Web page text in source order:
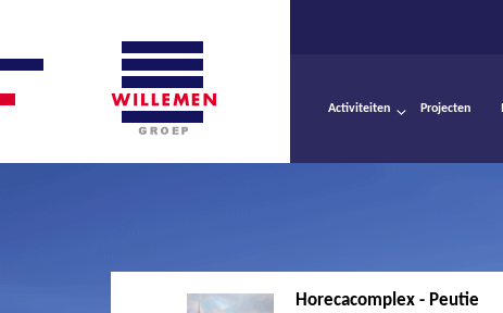
Activiteiten Projecten
Horecacomplex - Peutie